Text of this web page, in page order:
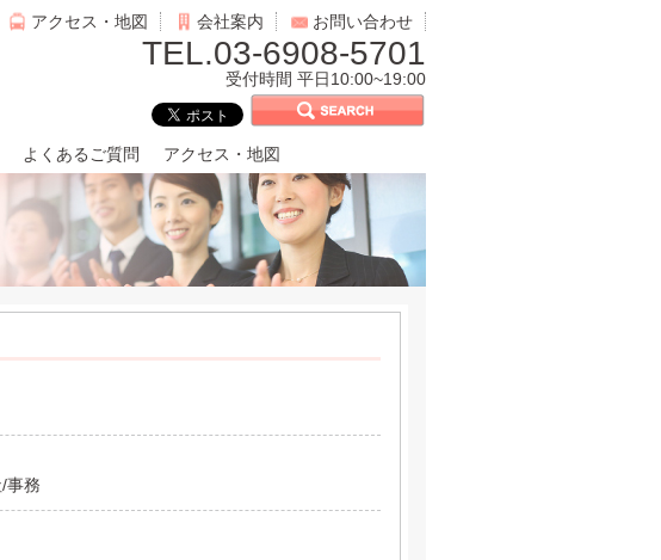
お問い合わせ
会社案内
アクセス・地図
TEL.03-6908-5701
受付時間 平日10:00~19:00
よくあるご質問 アクセス・地図
事務